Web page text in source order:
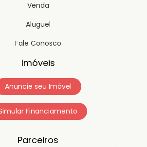
Venda
Aluguel
Fale Conosco
Imóveis
Anuncie seu Imóvel
Financiamento
Parceiros